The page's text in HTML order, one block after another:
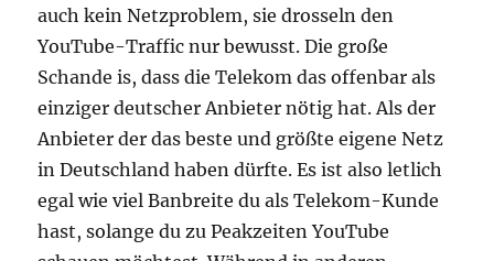
auch kein Netzproblem, sie drosseln den
YouTube-Traffic nur bewusst. Die große
Schande is, dass die Telekom das offenbar als
einziger deutscher Anbieter nötig hat. Als der
Anbieter der das beste und größte eigene Netz
in Deutschland haben dürfte. Es ist also letlich
egal wie viel Banbreite du als Telekom-Kunde
hast, solange du zu Peakzeiten YouTube